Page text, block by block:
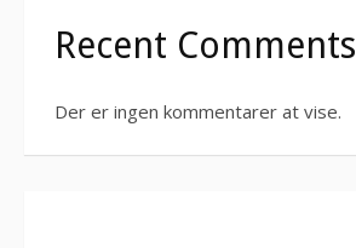
Recent Comments
Der er ingen kommentarer at vise.